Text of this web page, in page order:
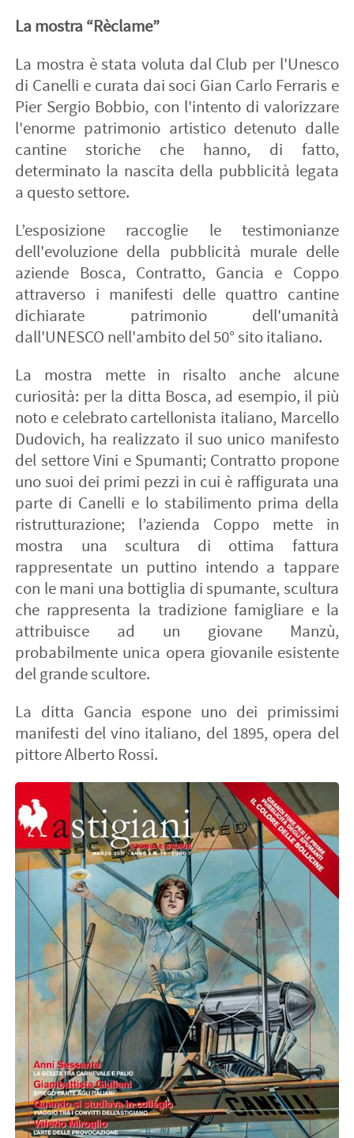
La mostra “Rèclame”
La mostra è stata voluta dal Club per l'Unesco
di Canelli e curata dai soci Gian Carlo Ferraris e
Pier Sergio Bobbio, con l'intento di valorizzare
l'enorme patrimonio artistico detenuto dalle
cantine storiche che hanno, di fatto,
determinato la nascita della pubblicità legata
a questo settore.
L’esposizione raccoglie le testimonianze
dell'evoluzione della pubblicità murale delle
aziende Bosca, Contratto, Gancia e Coppo
attraverso i manifesti delle quattro cantine
dichiarate patrimonio dell'umanità
dall'UNESCO nell'ambito del 50° sito italiano.
La mostra mette in risalto anche alcune
curiosità: per la ditta Bosca, ad esempio, il più
noto e celebrato cartellonista italiano, Marcello
Dudovich, ha realizzato il suo unico manifesto
del settore Vini e Spumanti; Contratto propone
uno suoi dei primi pezzi in cui è raffigurata una
parte di Canelli e lo stabilimento prima della
ristrutturazione; l’azienda Coppo mette in
mostra una scultura di ottima fattura
rappresentate un puttino intendo a tappare
con le mani una bottiglia di spumante, scultura
che rappresenta la tradizione famigliare e la
attribuisce ad un giovane Manzù,
probabilmente unica opera giovanile esistente
del grande scultore.
La ditta Gancia espone uno dei primissimi
manifesti del vino italiano, del 1895, opera del
pittore Alberto Rossi.